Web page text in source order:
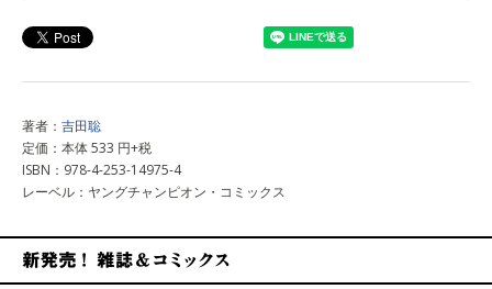
著者： 吉田聡
定価：本体 533 円+税
ISBN：978-4-253-14975-4
レーベル：ヤングチャンピオン・コミックス